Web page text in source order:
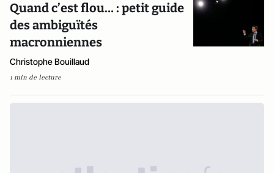
Quand c’est flou… : petit guide
des ambiguïtés
macronniennes
Christophe Bouillaud
1 min de lecture